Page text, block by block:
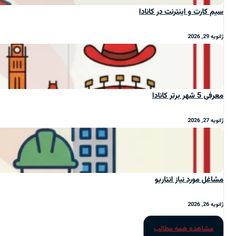
سیم‌ کارت و اینترنت در کانادا
ژانویه 29, 2026
معرفی 5 شهر برتر کانادا
ژانویه 27, 2026
مشاغل مورد نیاز انتاریو
ژانویه 26, 2026
مشاهده همه مطالب